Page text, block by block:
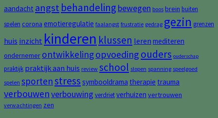
aandacht angst behandeling bewegen boos brein buiten
spelen corona emotieregulatie faalangst frustratie gedrag gezin grenzen
huis inzicht kinderen klussen leren mediteren
ondernemer ontwikkelingopvoeding ouders ouderschap
praktijk praktijk aan huis review school slopen spanning speelgoed
spelen sportenstress symbooldrama therapie trauma
verbouwenverbouwing verdrietverhuizen vertrouwen
verwachtingen zen